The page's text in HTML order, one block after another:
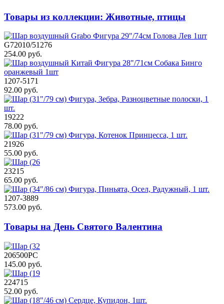
Товары из коллекции: Животные, птицы
G72010/51276
254.00 руб.
1207-5171
92.00 руб.
19222
78.00 руб.
21926
55.00 руб.
23215
65.00 руб.
1207-3889
573.00 руб.
Товары на День Святого Валентина
206500РС
145.00 руб.
224715
52.00 руб.